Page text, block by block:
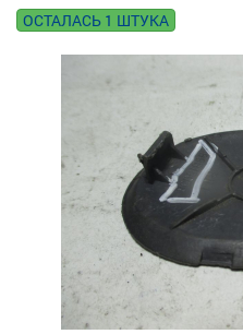
ОСТАЛАСЬ 1 ШТУКА